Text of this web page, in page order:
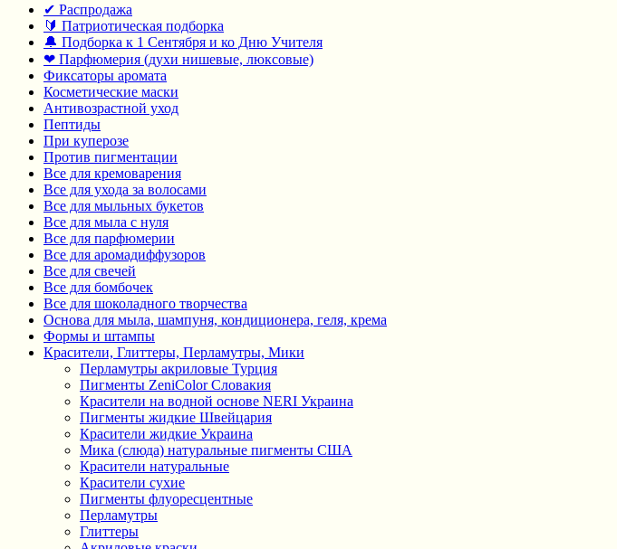
✔ Распродажа
🔰 Патриотическая подборка
🔔 Подборка к 1 Сентября и ко Дню Учителя
❤ Парфюмерия (духи нишевые, люксовые)
Фиксаторы аромата
Косметические маски
Антивозрастной уход
Пептиды
При куперозе
Против пигментации
Все для кремоварения
Все для ухода за волосами
Все для мыльных букетов
Все для мыла с нуля
Все для парфюмерии
Все для аромадиффузоров
Все для свечей
Все для бомбочек
Все для шоколадного творчества
Основа для мыла, шампуня, кондиционера, геля, крема
Формы и штампы
Красители, Глиттеры, Перламутры, Мики
Перламутры акриловые Турция
Пигменты ZeniColor Словакия
Красители на водной основе NERI Украина
Пигменты жидкие Швейцария
Красители жидкие Украина
Мика (слюда) натуральные пигменты США
Красители натуральные
Красители сухие
Пигменты флуоресцентные
Перламутры
Глиттеры